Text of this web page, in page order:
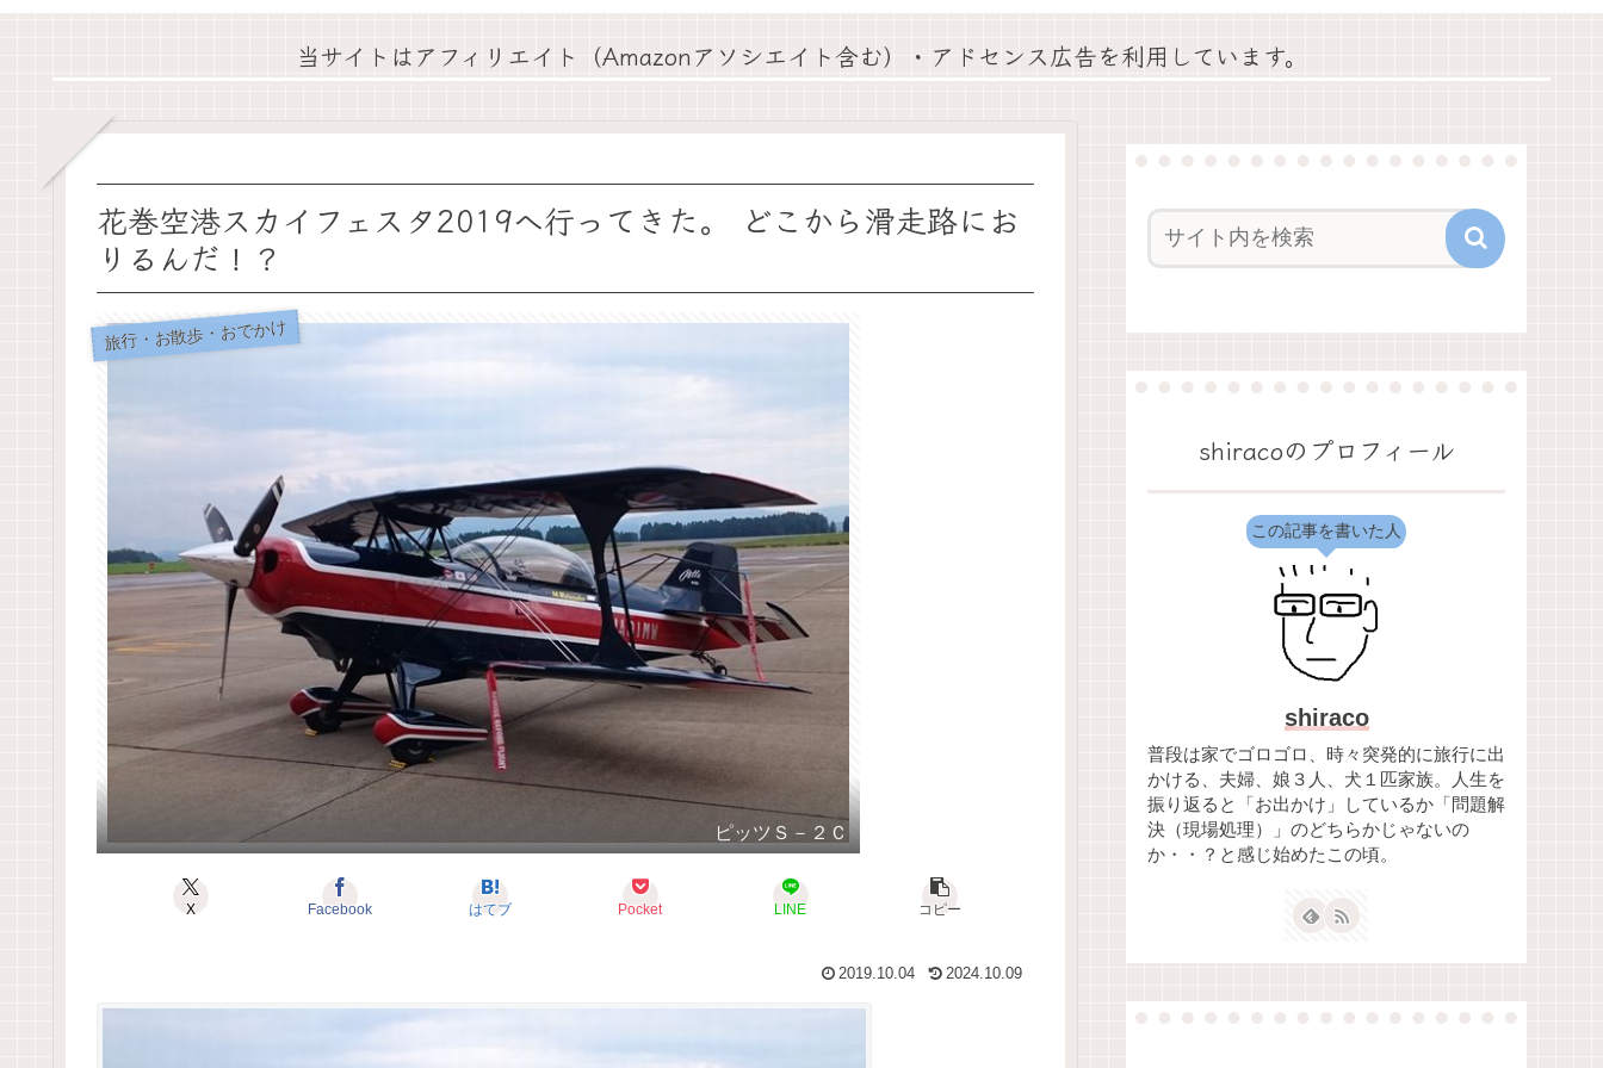
当サイトはアフィリエイト（Amazonアソシエイト含む）・アドセンス広告を利用しています。
花巻空港スカイフェスタ2019へ行ってきた。 どこから滑走路にお
りるんだ！？
旅行・お散歩・おでかけ
ピッツＳ－２Ｃ
X Facebook はてブ Pocket LINE コピー
2019.10.04 2024.10.09
shiracoのプロフィール
この記事を書いた人
shiraco
普段は家でゴロゴロ、時々突発的に旅行に出
かける、夫婦、娘３人、犬１匹家族。人生を
振り返ると「お出かけ」しているか「問題解
決（現場処理）」のどちらかじゃないの
か・・？と感じ始めたこの頃。